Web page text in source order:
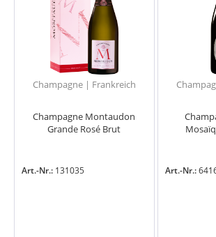
Champagne | Frankreich
Champagne Montaudon
Grande Rosé Brut
Art.-Nr.: 131035 Art.-Nr.: